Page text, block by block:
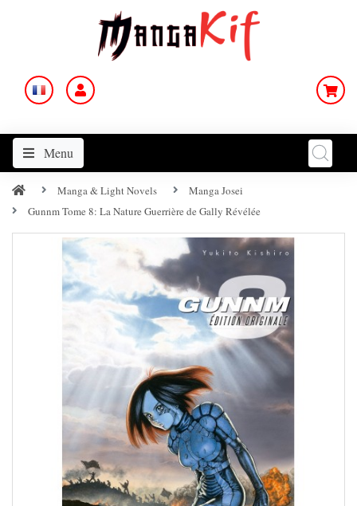
Menu
Manga & Light Novels
Manga Josei
Gunnm Tome 8: La Nature Guerrière de Gally Révélée